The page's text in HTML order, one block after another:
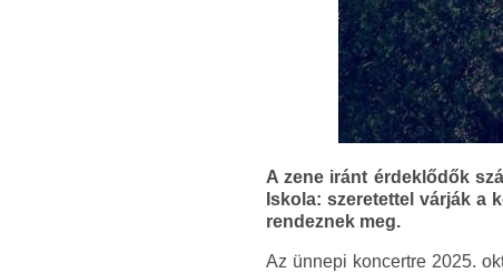
A zene iránt érdeklődők
Iskola: szeretettel várják a
rendeznek meg.
Az ünnepi koncertre 2025.